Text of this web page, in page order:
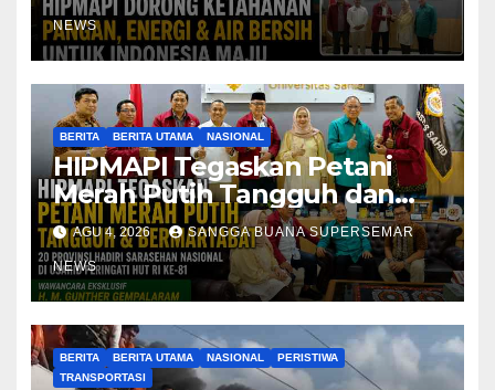
NEWS
BERITA BERITA UTAMA NASIONAL
HIPMAPI Tegaskan Petani
Merah Putih Tangguh dan
Bermartabat
AGU 4, 2026 SANGGA BUANA SUPERSEMAR
NEWS
BERITA BERITA UTAMA NASIONAL
PERISTIWA
TRANSPORTASI